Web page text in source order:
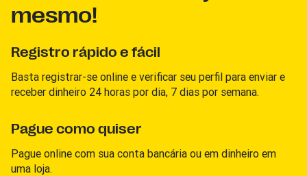
mesmo!
Registro rápido e fácil
Basta registrar-se online e verificar seu perfil para enviar e
receber dinheiro 24 horas por dia, 7 dias por semana.
Pague como quiser
Pague online com sua conta bancária ou em dinheiro em
uma loja.